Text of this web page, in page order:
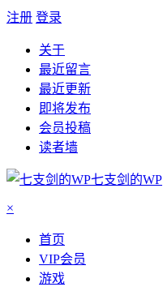
注册 登录
关于
最近留言
最近更新
即将发布
会员投稿
读者墙
七支剑的WP
×
首页
VIP会员
游戏